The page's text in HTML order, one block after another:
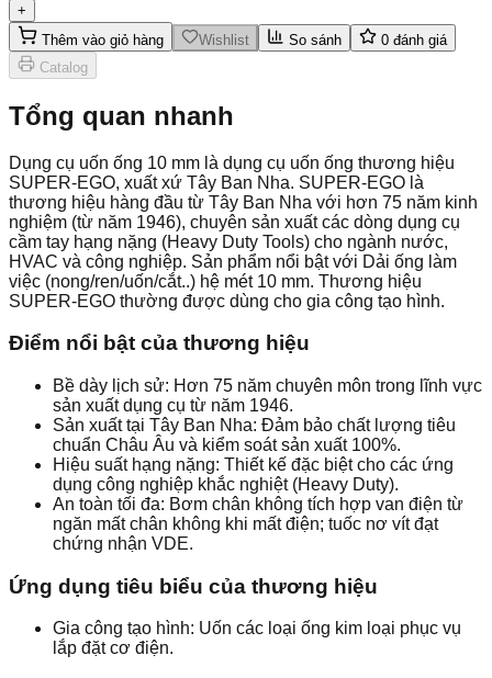
+
Thêm vào giỏ hàng
Wishlist So sánh 0 đánh giá
Catalog
Tổng quan nhanh
Dụng cụ uốn ống 10 mm là dụng cụ uốn ống thương hiệu
SUPER-EGO, xuất xứ Tây Ban Nha. SUPER-EGO là
thương hiệu hàng đầu từ Tây Ban Nha với hơn 75 năm kinh
nghiệm (từ năm 1946), chuyên sản xuất các dòng dụng cụ
cầm tay hạng nặng (Heavy Duty Tools) cho ngành nước,
HVAC và công nghiệp. Sản phẩm nổi bật với Dải ống làm
việc (nong/ren/uốn/cắt..) hệ mét 10 mm. Thương hiệu
SUPER-EGO thường được dùng cho gia công tạo hình.
Điểm nổi bật của thương hiệu
Bề dày lịch sử: Hơn 75 năm chuyên môn trong lĩnh vực
sản xuất dụng cụ từ năm 1946.
Sản xuất tại Tây Ban Nha: Đảm bảo chất lượng tiêu
chuẩn Châu Âu và kiểm soát sản xuất 100%.
Hiệu suất hạng nặng: Thiết kế đặc biệt cho các ứng
dụng công nghiệp khắc nghiệt (Heavy Duty).
An toàn tối đa: Bơm chân không tích hợp van điện từ
ngăn mất chân không khi mất điện; tuốc nơ vít đạt
chứng nhận VDE.
Ứng dụng tiêu biểu của thương hiệu
Gia công tạo hình: Uốn các loại ống kim loại phục vụ
lắp đặt cơ điện.